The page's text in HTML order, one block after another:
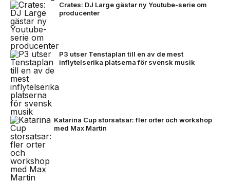
Crates: DJ Large gästar ny Youtube-serie om
producenter
P3 utser Tenstaplan till en av de mest
inflytelserika platserna för svensk musik
Katarina Cup storsatsar: fler orter och workshop
med Max Martin